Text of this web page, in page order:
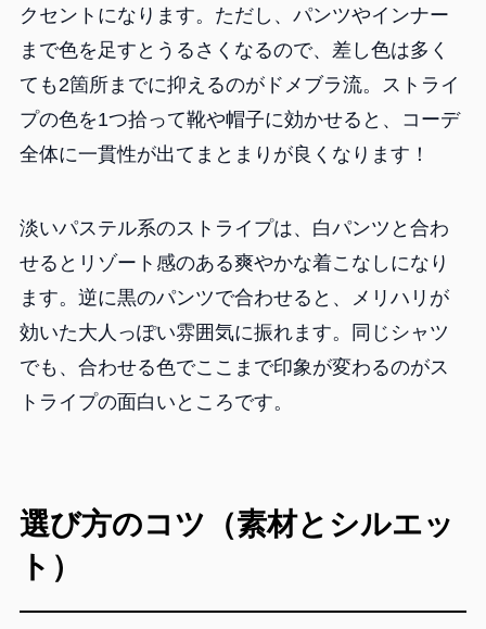
クセントになります。ただし、パンツやインナー
まで色を足すとうるさくなるので、差し色は多く
ても2箇所までに抑えるのがドメブラ流。ストライ
プの色を1つ拾って靴や帽子に効かせると、コーデ
全体に一貫性が出てまとまりが良くなります！
淡いパステル系のストライプは、白パンツと合わ
せるとリゾート感のある爽やかな着こなしになり
ます。逆に黒のパンツで合わせると、メリハリが
効いた大人っぽい雰囲気に振れます。同じシャツ
でも、合わせる色でここまで印象が変わるのがス
トライプの面白いところです。
選び方のコツ（素材とシルエッ
ト）